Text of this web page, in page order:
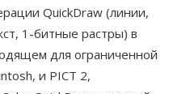
QuickDraw (линии,
1-битные растры) в
для ограниченной
и PICT 2,